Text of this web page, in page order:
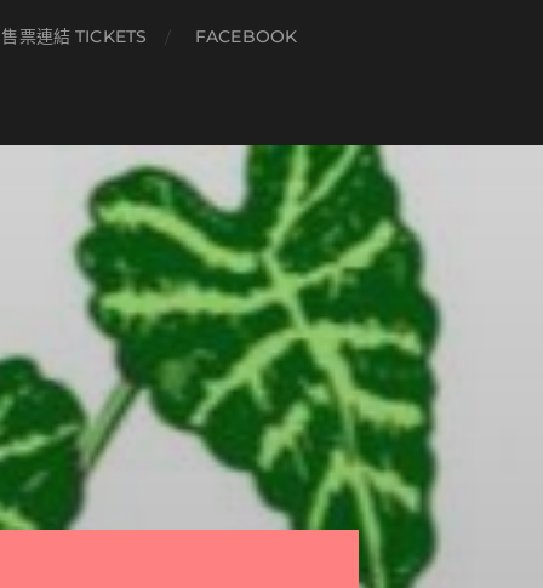
售票連結 TICKETS FACEBOOK